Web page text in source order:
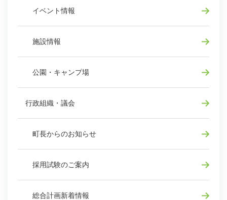
イベント情報
施設情報
公園・キャンプ場
行政組織・議会
町長からのお知らせ
採用試験のご案内
総合計画新着情報